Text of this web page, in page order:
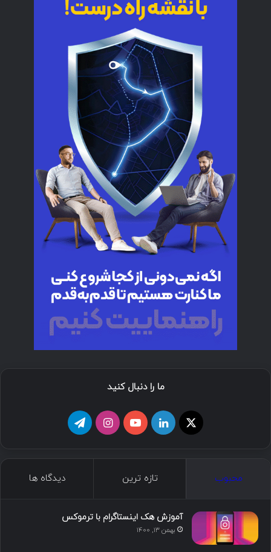
ما را دنبال کنید
د
و
ت
ا
محبوب تازه ترین دیدگاه ها
آموزش هک اینستاگرام با ترموکس
بهمن ۱۳, ۱۴۰۰